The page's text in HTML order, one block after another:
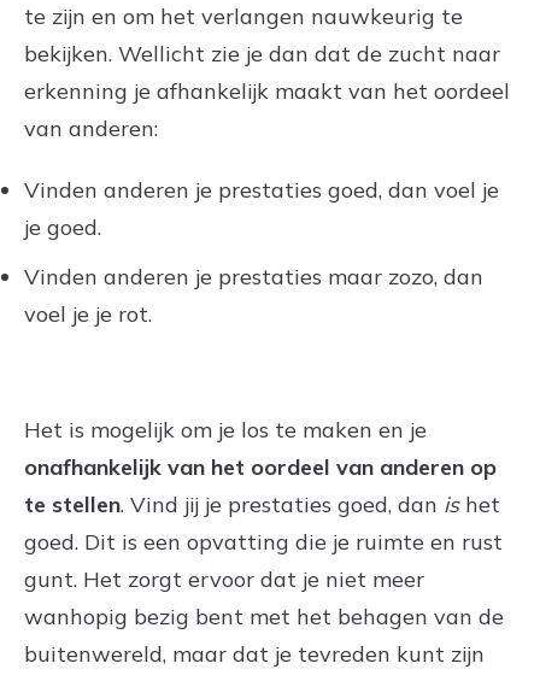
te zijn en om het verlangen nauwkeurig te
bekijken. Wellicht zie je dan dat de zucht naar
erkenning je afhankelijk maakt van het oordeel
van anderen:
Vinden anderen je prestaties goed, dan voel je
je goed.
Vinden anderen je prestaties maar zozo, dan
voel je je rot.
Het is mogelijk om je los te maken en je
onafhankelijk van het oordeel van anderen op
te stellen. Vind jij je prestaties goed, dan ishet
goed. Dit is een opvatting die je ruimte en rust
gunt. Het zorgt ervoor dat je niet meer
wanhopig bezig bent met het behagen van de
buitenwereld, maar dat je tevreden kunt zijn